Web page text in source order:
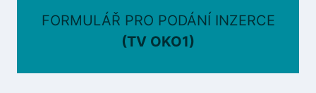
FORMULÁŘ PRO PODÁNÍ INZERCE
(TV OKO1)